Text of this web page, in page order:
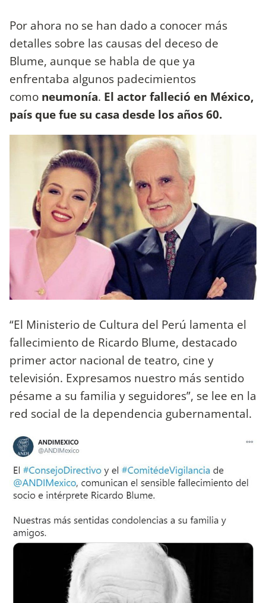
Por ahora no se han dado a conocer más
detalles sobre las causas del deceso de
Blume, aunque se habla de que ya
enfrentaba algunos padecimientos
como neumonía. El actor falleció en México,
país que fue su casa desde los años 60.
“El Ministerio de Cultura del Perú lamenta el
fallecimiento de Ricardo Blume, destacado
primer actor nacional de teatro, cine y
televisión. Expresamos nuestro más sentido
pésame a su familia y seguidores”, se lee en la
red social de la dependencia gubernamental.⁣